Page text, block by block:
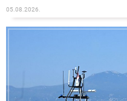
05.08.2026.